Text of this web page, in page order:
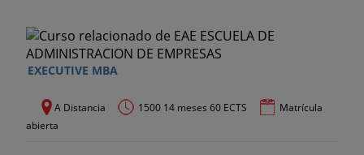
EXECUTIVE MBA
A Distancia 1500 14 meses 60 ECTS
Matrícula
abierta